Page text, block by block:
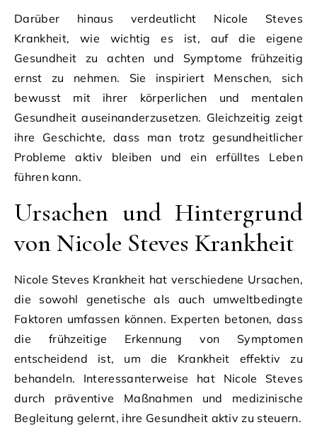
Darüber hinaus verdeutlicht Nicole Steves
Krankheit, wie wichtig es ist, auf die eigene
Gesundheit zu achten und Symptome frühzeitig
ernst zu nehmen. Sie inspiriert Menschen, sich
bewusst mit ihrer körperlichen und mentalen
Gesundheit auseinanderzusetzen. Gleichzeitig zeigt
ihre Geschichte, dass man trotz gesundheitlicher
Probleme aktiv bleiben und ein erfülltes Leben
führen kann.
Ursachen und Hintergrund
von Nicole Steves Krankheit
Nicole Steves Krankheit hat verschiedene Ursachen,
die sowohl genetische als auch umweltbedingte
Faktoren umfassen können. Experten betonen, dass
die frühzeitige Erkennung von Symptomen
entscheidend ist, um die Krankheit effektiv zu
behandeln. Interessanterweise hat Nicole Steves
durch präventive Maßnahmen und medizinische
Begleitung gelernt, ihre Gesundheit aktiv zu steuern.